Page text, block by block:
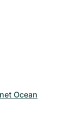
Ocean